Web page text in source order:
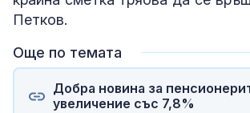
Петков.
Още по темата
Добра новина за
увеличение със 7,8%